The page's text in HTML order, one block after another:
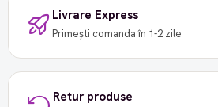
Livrare Express
Primești comanda în 1-2 zile
Retur produse